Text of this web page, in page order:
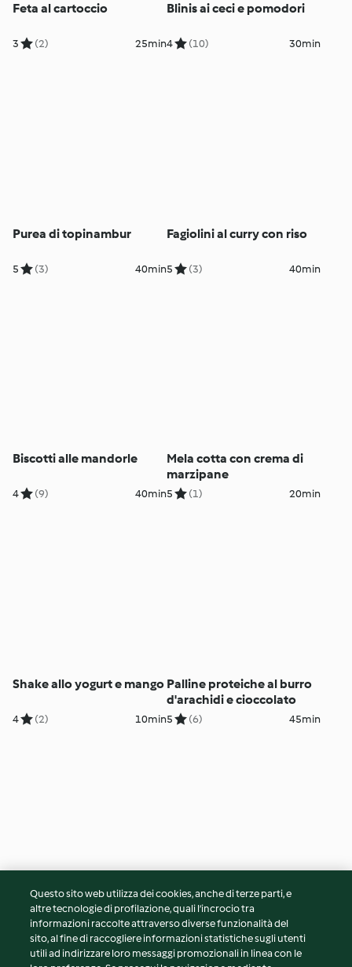
Feta al cartoccio
3 (2) 25min
Blinis ai ceci e pomodori
4 (10) 30min
Purea di topinambur
5 (3) 40min
Fagiolini al curry con riso
5 (3) 40min
Biscotti alle mandorle
4 (9) 40min
Mela cotta con crema di
marzipane
5 (1) 20min
Shake allo yogurt e mango
4 (2) 10min
Palline proteiche al burro
d'arachidi e cioccolato
5 (6) 45min
Uova sode
(16) 20min
Questo sito web utilizza dei cookies, anche di terze parti, e
altre tecnologie di profilazione, quali l’incrocio tra
informazioni raccolte attraverso diverse funzionalità del
sito, al fine di raccogliere informazioni statistiche sugli utenti
utili ad indirizzare loro messaggi promozionali in linea con le